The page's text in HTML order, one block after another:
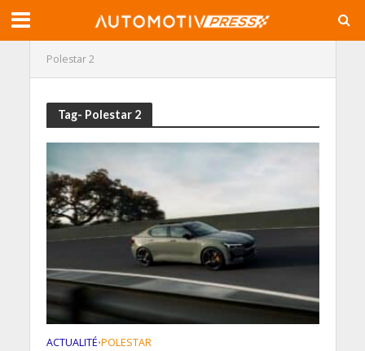
Polestar 2
Tag- Polestar 2
ACTUALITÉ•POLESTAR